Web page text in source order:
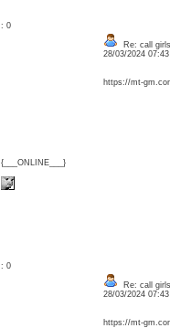
: 0
{___ONLINE___}
Re: call girls
28/03/2024
https://mt-
: 0
Re: call girls
28/03/2024
https://mt-